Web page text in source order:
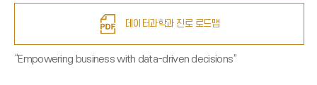
데이터과학과 진로 로드맵
“Empowering business with data-driven decisions”